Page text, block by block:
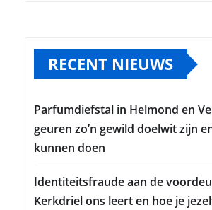
RECENT NIEUWS
Parfumdiefstal in Helmond en
geuren zo’n gewild doelwit zijn
kunnen doen
Identiteitsfraude aan de
Kerkdriel ons leert en hoe je